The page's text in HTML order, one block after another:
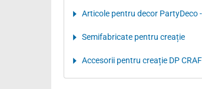
Articole pentru decor PartyDeco
Semifabricate pentru creație
Accesorii pentru creație DP